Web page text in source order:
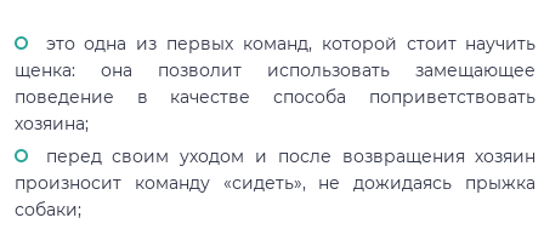
это одна из первых команд, которой стоит научить
щенка: она позволит использовать замещающее
поведение в качестве способа поприветствовать
хозяина;
перед своим уходом и после возвращения хозяин
произносит команду «сидеть», не дожидаясь прыжка
собаки;